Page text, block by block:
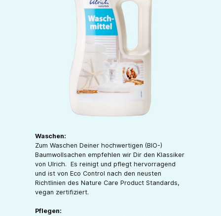
Waschen:
Zum Waschen Deiner hochwertigen (BIO-)
Baumwollsachen empfehlen wir Dir den Klassiker
von Ulrich. Es reinigt und pflegt hervorragend
und ist von Eco Control nach den neusten
Richtlinien des Nature Care Product Standards,
vegan zertifiziert.
Pflegen: